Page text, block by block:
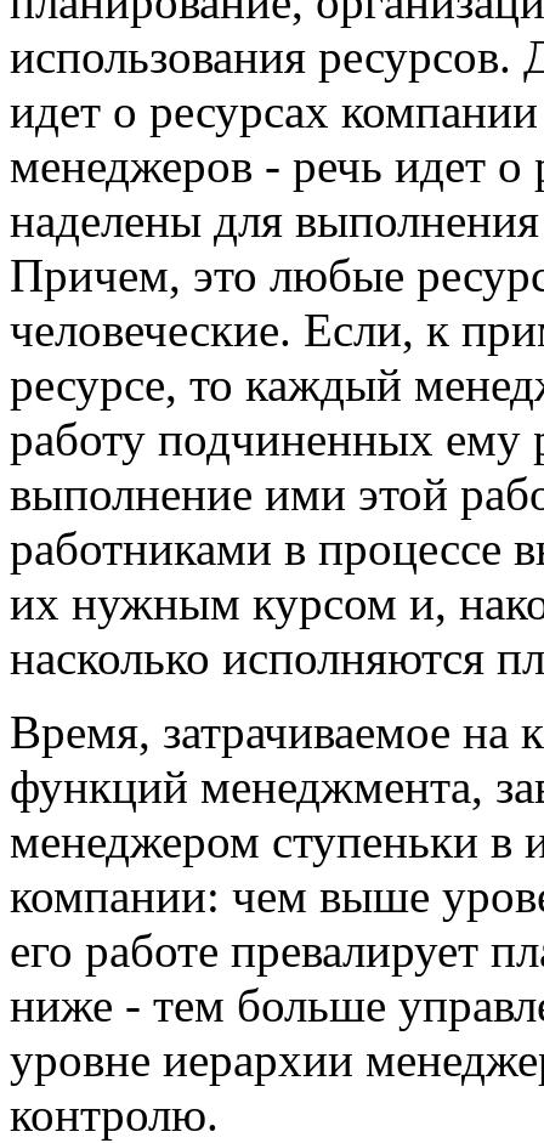
использования
идет о ресурсах
менеджеров - речь идет
наделены для
Причем, это любые
человеческие. Если, к
ресурсе, то каждый
работу подчиненных ему
выполнение ими этой
работниками в процессе
их нужным курсом и,
насколько исполняются
Время, затрачиваемое
функций менеджмента,
менеджером ступеньки в
компании: чем выше
его работе превалирует
ниже - тем больше
уровне иерархии
контролю.